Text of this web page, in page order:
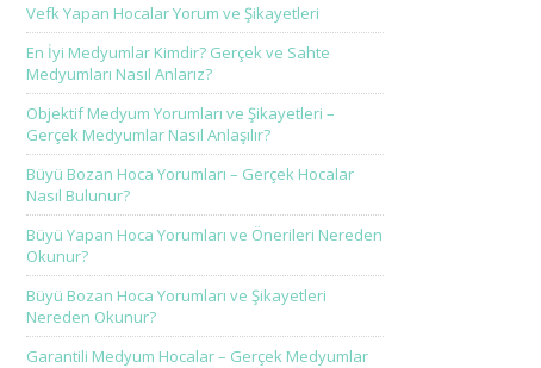
Vefk Yapan Hocalar Yorum ve Şikayetleri
En İyi Medyumlar Kimdir? Gerçek ve Sahte
Medyumları Nasıl Anlarız?
Objektif Medyum Yorumları ve Şikayetleri –
Gerçek Medyumlar Nasıl Anlaşılır?
Büyü Bozan Hoca Yorumları – Gerçek Hocalar
Nasıl Bulunur?
Büyü Yapan Hoca Yorumları ve Önerileri Nereden
Okunur?
Büyü Bozan Hoca Yorumları ve Şikayetleri
Nereden Okunur?
Garantili Medyum Hocalar – Gerçek Medyumlar